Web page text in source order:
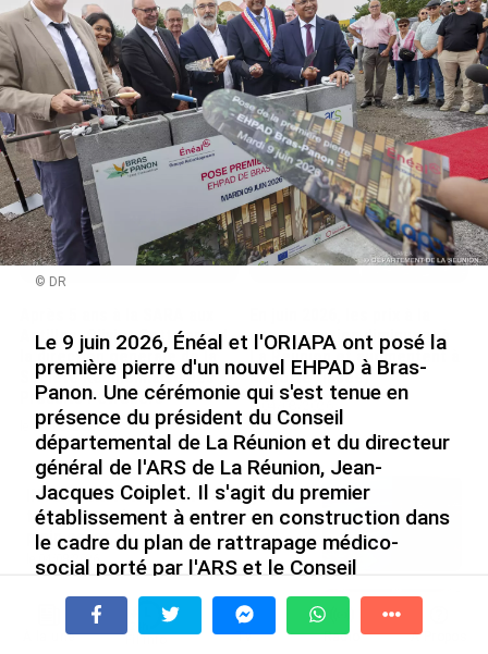
Avec VEENI, le Guadeloupéen Yanis Foy entend
participer au développement touristique des
Outre-mer
le 06/08/2026
Antilles, Olivier Cotta prend
la direction générale de la
Société Réunionnaise des
Produits Pétroliers
le 05/08/2026
consommation diminuent à
La Réunion et augmentent à
Mayotte (Insee)
le 04/08/2026
INTERVIEW. À Wallis-et-Futuna, un
tourisme authentique et durable en
plein essor...
le 04/08/2026
Prix à la consommation en juin 2026 :
progression en Guadeloupe, recul en
À la une Tv Radio A Propos
© DR
Le 9 juin 2026, Énéal et l'ORIAPA ont posé la
première pierre d'un nouvel EHPAD à Bras-
Panon. Une cérémonie qui s'est tenue en
présence du président du Conseil
départemental de La Réunion et du directeur
général de l'ARS de La Réunion, Jean-
Jacques Coiplet. Il s'agit du premier
établissement à entrer en construction dans
le cadre du plan de rattrapage médico-
social porté par l'ARS et le Conseil
départemental, ce projet de 24,4 millions
d'euros doit répondre au sous-équipement
chronique de l'Est de l'île face au